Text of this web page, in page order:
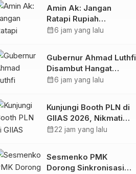
pada Semester I 2026
Amin Ak: Jangan
Ratapi Rupiah
Melemah, Perkuat
calendar_month6 jam yang lalu
Gubernur Ahmad Luthfi
Disambut Hangat
Warga Jateng di
Dijunjung
calendar_month6 jam yang lalu
Kunjungi Booth PLN di
GIIAS 2026, Nikmati
Promo Tambah Daya
calendar_month22 jam yang lalu
Sesmenko PMK
Dorong Sinkronisasi